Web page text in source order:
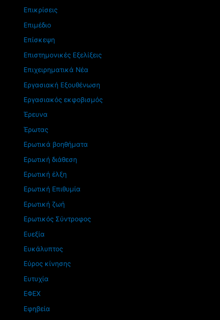
Επικρίσεις
Επιμέδιο
Επίσκεψη
Επιστημονικές Εξελίξεις
Επιχειρηματικά Νέα
Εργασιακή Εξουθένωση
Εργασιακός εκφοβισμός
Έρευνα
Έρωτας
Ερωτικά βοηθήματα
Ερωτική διάθεση
Ερωτική έλξη
Ερωτική Επιθυμία
Ερωτική ζωή
Ερωτικός Σύντροφος
Ευεξία
Ευκάλυπτος
Εύρος κίνησης
Ευτυχία
ΕΦΕΧ
Εφηβεία